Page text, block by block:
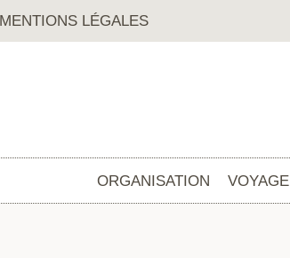
MENTIONS LÉGALES
ORGANISATION VOYAGE